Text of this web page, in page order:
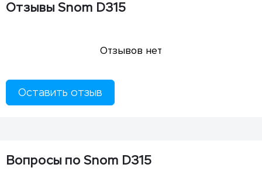
Отзывы Snom D315
Отзывов нет
Оставить отзыв
Вопросы по Snom D315